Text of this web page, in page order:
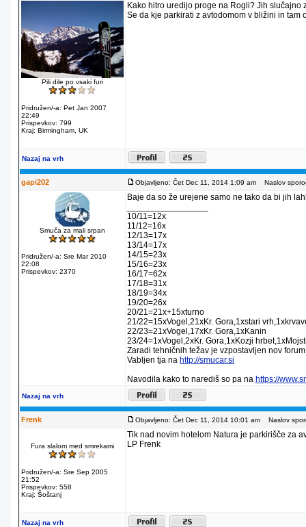
Pili dile po vsaki furi
Pridružen/-a: Pet Jan 2007
22:49
Prispevkov: 799
Kraj: Birmingham, UK
Kako hitro uredijo proge na Rogli? Jih slučajno
Se da kje parkirati z avtodomom v bližini in tam
Nazaj na vrh
gapi202 Objavljeno: Čet Dec 11, 2014 1:09 am Naslov
Smuča za mali srpan
Pridružen/-a: Sre Mar 2010
22:08
Prispevkov: 2370
Baje da so že urejene samo ne tako da bi jih
10/11=12x
11/12=16x
12/13=17x
13/14=17x
14/15=23x
15/16=23x
16/17=62x
17/18=31x
18/19=34x
19/20=26x
20/21=21x+15xturno
21/22=15xVogel,21xKr. Gora,1xstari
22/23=21xVogel,17xKr. Gora,1xKanin
23/24=1xVogel,2xKr. Gora,1xKozji
Zaradi tehničnih težav je vzpostavljen nov
Vabljen tja na http://smucar.si
Navodila kako to narediš so pa na https://
Nazaj na vrh
Frenk Objavljeno: Čet Dec 11, 2014 10:01 am Naslov
Fura slalom med smrekami
Pridružen/-a: Sre Sep 2005
21:52
Prispevkov: 558
Kraj: Šoštanj
Tik nad novim hotelom Natura je parkirišče za
LP Frenk
Nazaj na vrh